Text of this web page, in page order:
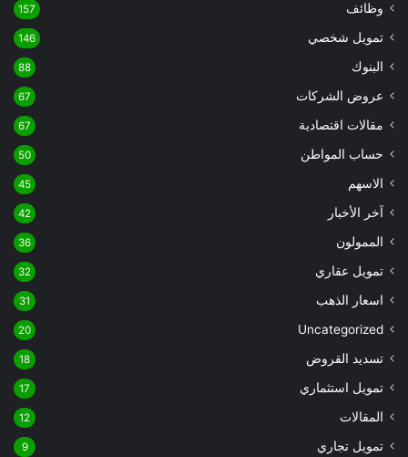
وظائف 157
تمويل شخصي 146
البنوك 88
عروض الشركات 67
مقالات اقتصادية 67
حساب المواطن 50
الاسهم 45
آخر الأخبار 42
الممولون 36
تمويل عقاري 32
اسعار الذهب 31
Uncategorized
20
تسديد القروض 18
تمويل استثماري 17
المقالات 12
تمويل تجاري 9